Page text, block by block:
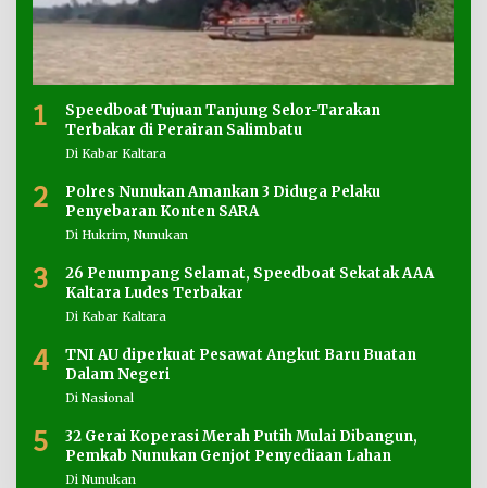
1
Speedboat Tujuan Tanjung Selor-Tarakan
Terbakar di Perairan Salimbatu
Di Kabar Kaltara
2
Polres Nunukan Amankan 3 Diduga Pelaku
Penyebaran Konten SARA
Di Hukrim, Nunukan
3
26 Penumpang Selamat, Speedboat Sekatak AAA
Kaltara Ludes Terbakar
Di Kabar Kaltara
4
TNI AU diperkuat Pesawat Angkut Baru Buatan
Dalam Negeri
Di Nasional
5
32 Gerai Koperasi Merah Putih Mulai Dibangun,
Pemkab Nunukan Genjot Penyediaan Lahan
Di Nunukan